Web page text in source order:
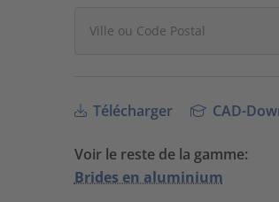
Télécharger CAD-
Voir le reste de la gamme:
Brides en aluminium